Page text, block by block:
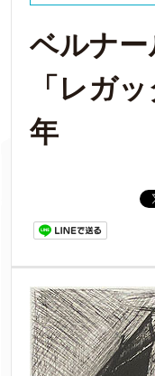
ベルナ
「レガ
年